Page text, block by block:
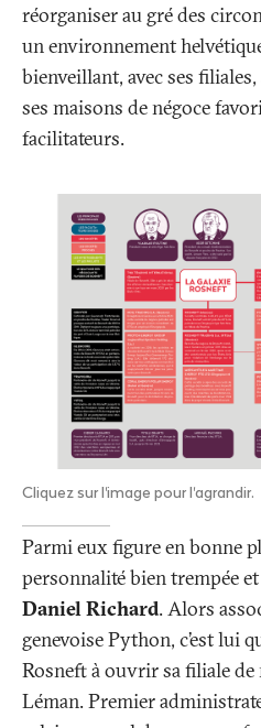
réorganiser au gré des
un environnement
bienveillant, avec ses
ses maisons de négoce
facilitateurs.
Cliquez sur l'image pour l'agrandir.
Parmi eux figure en bonne
personnalité bien trempée et
Daniel Richard. Alors
genevoise Python, c’est lui
Rosneft à ouvrir sa filiale
Léman. Premier